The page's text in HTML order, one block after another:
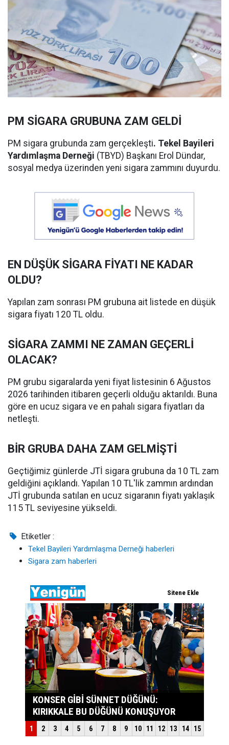
PM SİGARA GRUBUNA ZAM GELDİ
PM sigara grubunda zam gerçekleşti. Tekel Bayileri
Yardımlaşma Derneği (TBYD) Başkanı Erol Dündar,
sosyal medya üzerinden yeni sigara zammını duyurdu.
EN DÜŞÜK SİGARA FİYATI NE KADAR
OLDU?
Yapılan zam sonrası PM grubuna ait listede en düşük
sigara fiyatı 120 TL oldu.
SİGARA ZAMMI NE ZAMAN GEÇERLİ
OLACAK?
PM grubu sigaralarda yeni fiyat listesinin 6 Ağustos
2026 tarihinden itibaren geçerli olduğu aktarıldı. Buna
göre en ucuz sigara ve en pahalı sigara fiyatları da
netleşti.
BİR GRUBA DAHA ZAM GELMİŞTİ
Geçtiğimiz günlerde JTİ sigara grubuna da 10 TL zam
geldiğini açıklandı. Yapılan 10 TL'lik zammın ardından
JTİ grubunda satılan en ucuz sigaranın fiyatı yaklaşık
115 TL seviyesine yükseldi.
Etiketler :
Tekel Bayileri Yardımlaşma Derneği haberleri
Sigara zam haberleri